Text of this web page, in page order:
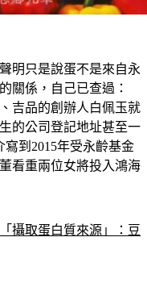
明只是說蛋不是來自永
關係，自己已查過：
吉品的創辦人白佩玉就
的公司登記地址甚至一
到2015年受永齡基金
看重兩位女將投入鴻海
攝取蛋白質來源」：豆